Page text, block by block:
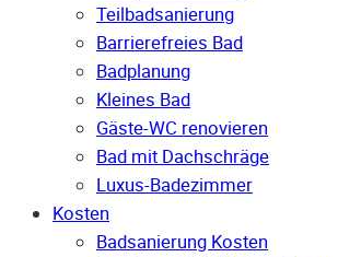
Teilbadsanierung
Barrierefreies Bad
Badplanung
Kleines Bad
Gäste-WC renovieren
Bad mit Dachschräge
Luxus-Badezimmer
Kosten
Badsanierung Kosten